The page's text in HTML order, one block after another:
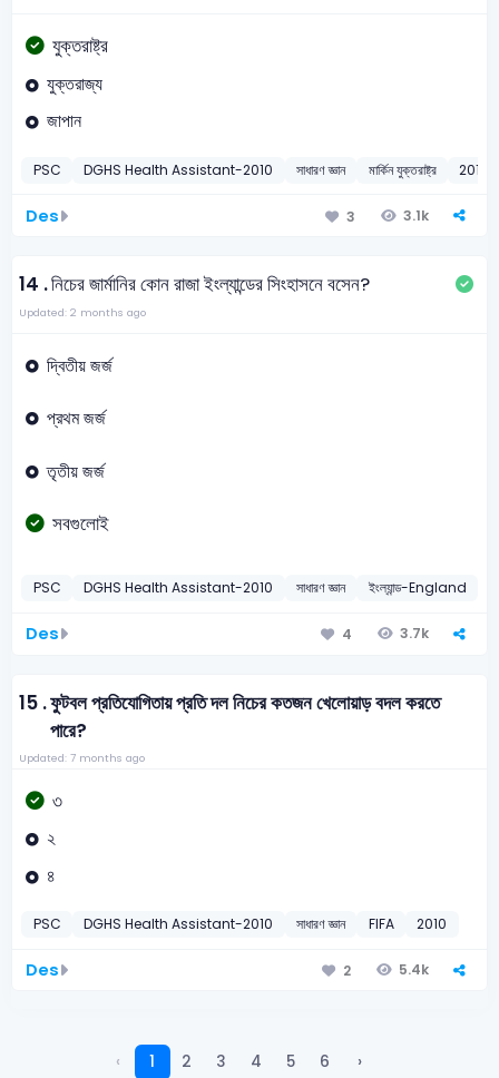
যুক্তরাষ্ট্র
যুক্তরাজ্য
জাপান
PSC DGHS Health Assistant-2010 সাধারণ জ্ঞান মার্কিন যুক্তরাষ্ট্র 2010
Des 3 3.1k
14 .নিচের জার্মানির কোন রাজা ইংল্যান্ডের সিংহাসনে বসেন?
Updated: 2 months ago
দ্বিতীয় জর্জ
প্রথম জর্জ
তৃতীয় জর্জ
সবগুলোই
PSC DGHS Health Assistant-2010 সাধারণ জ্ঞান ইংল্যান্ড-England
Des 4 3.7k
15 .ফুটবল প্রতিযোগিতায় প্রতি দল নিচের কতজন খেলোয়াড় বদল করতে
পারে?
Updated: 7 months ago
৩
২
৪
PSC DGHS Health Assistant-2010 সাধারণ জ্ঞান FIFA 2010
Des 2 5.4k
‹ 1 2 3 4 5 6 ›